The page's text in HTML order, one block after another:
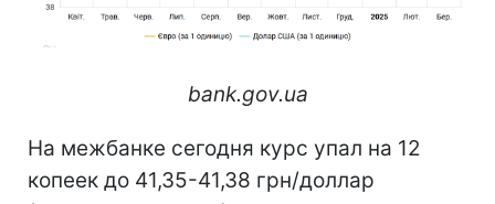
bank.gov.ua
На межбанке сегодня курс упал на 12
копеек до 41,35-41,38 грн/доллар